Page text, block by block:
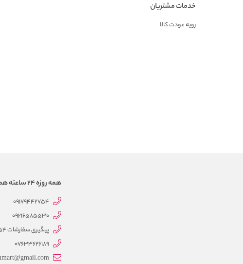
خدمات مشتریان
رویه عودت کالا
همه روزه 24 ساعته همراهتیم
09179442754
09216585530
پیگیری سفارشات 09179442754
07633626189